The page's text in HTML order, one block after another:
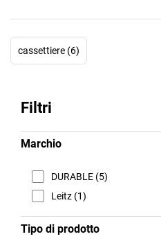
cassettiere (6)
Filtri
Marchio
DURABLE (5)
Leitz (1)
Tipo di prodotto